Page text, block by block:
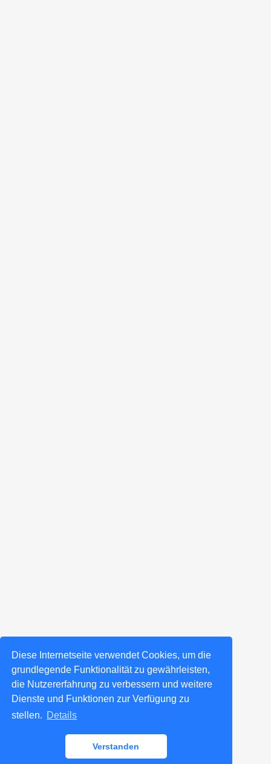
Diese Internetseite verwendet Cookies, um die
grundlegende Funktionalität zu gewährleisten,
die Nutzererfahrung zu verbessern und weitere
Dienste und Funktionen zur Verfügung zu
stellen. Details
Verstanden